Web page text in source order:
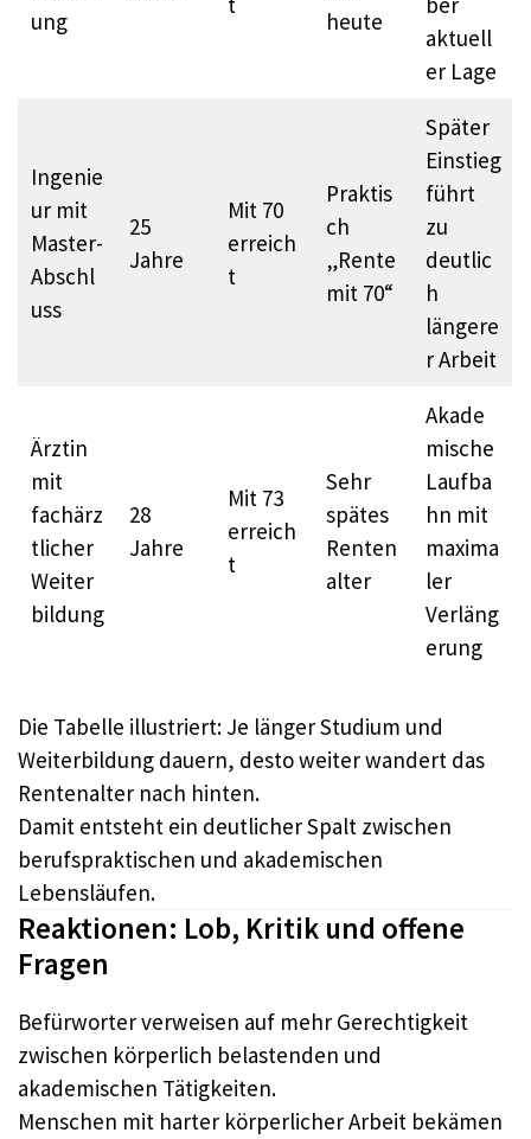
ung
heute​
aktuell
er Lage
Ingenie
ur mit
Master-
Abschl
uss
25
Jahre
Mit 70
erreich
t
Praktis
ch
„Rente
mit 70“​
Später
Einstieg
führt
zu
deutlic
h
längere
r Arbeit
Ärztin
mit
fachärz
tlicher
Weiter
bildung
28
Jahre
Mit 73
erreich
t
Sehr
spätes
Renten
alter​
Akade
mische
Laufba
hn mit
maxima
ler
Verläng
erung
Die Tabelle illustriert: Je länger Studium und
Weiterbildung dauern, desto weiter wandert das
Rentenalter nach hinten.​
Damit entsteht ein deutlicher Spalt zwischen
berufspraktischen und akademischen
Lebensläufen.​
Reaktionen: Lob, Kritik und offene
Fragen
Befürworter verweisen auf mehr Gerechtigkeit
zwischen körperlich belastenden und
akademischen Tätigkeiten.​
Menschen mit harter körperlicher Arbeit bekämen